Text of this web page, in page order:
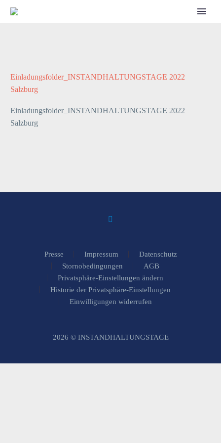
Einladungsfolder_INSTANDHALTUNGSTAGE 2022
Salzburg
Einladungsfolder_INSTANDHALTUNGSTAGE 2022
Salzburg
Presse Impressum
Datenschutz
Stornobedingungen
AGB
Privatsphäre-Einstellungen ändern
Historie der Privatsphäre-Einstellungen
Einwilligungen widerrufen
2026 © INSTANDHALTUNGSTAGE